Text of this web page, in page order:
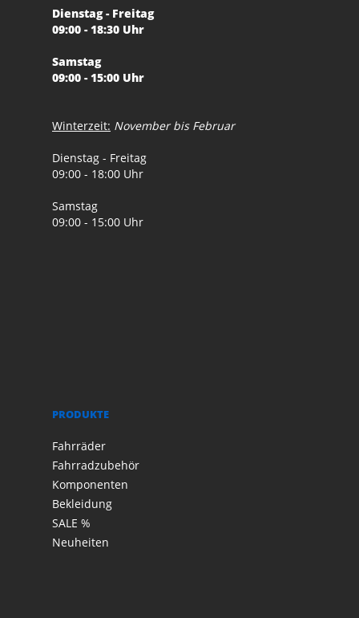
Dienstag - Freitag
09:00 - 18:30 Uhr
Samstag
09:00 - 15:00 Uhr
Winterzeit: November bis Februar
Dienstag - Freitag
09:00 - 18:00 Uhr
Samstag
09:00 - 15:00 Uhr
PRODUKTE
Fahrräder
Fahrradzubehör
Komponenten
Bekleidung
SALE %
Neuheiten